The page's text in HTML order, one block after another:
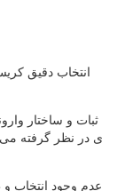
انتخاب دقیق
ثبات و ساختار
عدم وجود انتخاب